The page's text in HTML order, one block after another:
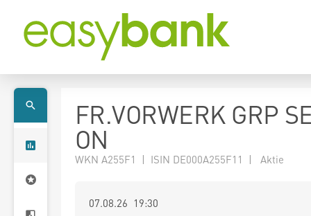
FR.VORWERK GRP
ON
WKN A255F1 | ISIN DE000A255F11 | Aktie
07.08.26 19:30